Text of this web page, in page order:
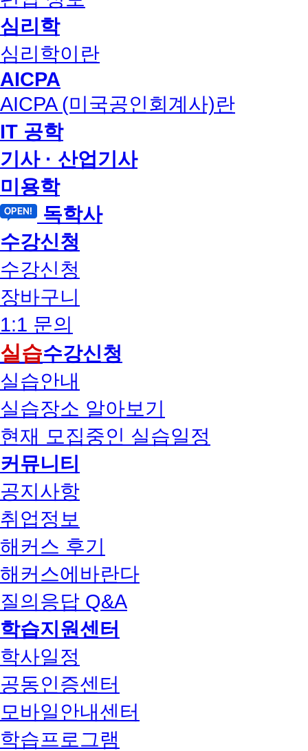
심리학
심리학이란
AICPA
AICPA (미국공인회계사)란
IT 공학
기사 · 산업기사
미용학
독학사
수강신청
수강신청
장바구니
1:1 문의
실습수강신청
실습안내
실습장소 알아보기
현재 모집중인 실습일정
커뮤니티
공지사항
취업정보
해커스 후기
해커스에바란다
질의응답 Q&A
학습지원센터
학사일정
공동인증센터
모바일안내센터
학습프로그램